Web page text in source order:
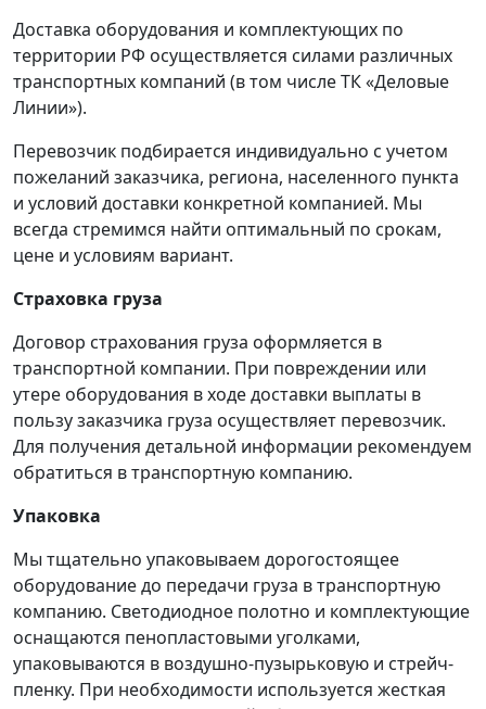
Доставка оборудования и комплектующих по
территории РФ осуществляется силами различных
транспортных компаний (в том числе ТК «Деловые
Линии»).
Перевозчик подбирается индивидуально с учетом
пожеланий заказчика, региона, населенного пункта
и условий доставки конкретной компанией. Мы
всегда стремимся найти оптимальный по срокам,
цене и условиям вариант.
Страховка груза
Договор страхования груза оформляется в
транспортной компании. При повреждении или
утере оборудования в ходе доставки выплаты в
пользу заказчика груза осуществляет перевозчик.
Для получения детальной информации рекомендуем
обратиться в транспортную компанию.
Упаковка
Мы тщательно упаковываем дорогостоящее
оборудование до передачи груза в транспортную
компанию. Светодиодное полотно и комплектующие
оснащаются пенопластовыми уголками,
упаковываются в воздушно-пузырьковую и стрейч-
пленку. При необходимости используется жесткая